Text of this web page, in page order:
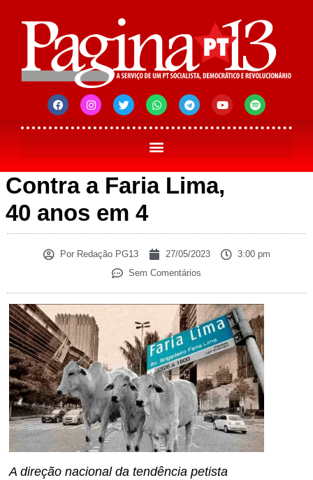
Contra a Faria Lima,
40 anos em 4
PorRedação PG13 27/05/2023
3:00 pm
Sem Comentários
A direção nacional da tendência petista